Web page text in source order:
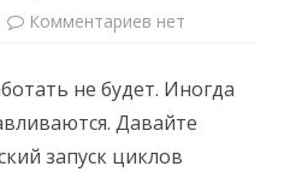
Комментариев к
Majordomo
нет
не будет. Иногда
Давайте
запуск циклов